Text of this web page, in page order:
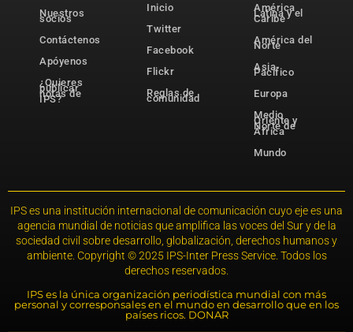
Nuestros
socios
Contáctenos
Apóyenos
¿Quieres
publicar
notas de
IPS?
Inicio
Twitter
Facebook
Flickr
Reglas de
comunidad
América
Latina y el
Caribe
América del
Norte
Asia-
Pacífico
Europa
Medio
Oriente y
Norte de
África
Mundo
IPS es una institución internacional de comunicación cuyo eje es una
agencia mundial de noticias que amplifica las voces del Sur y de la
sociedad civil sobre desarrollo, globalización, derechos humanos y
ambiente. Copyright © 2025 IPS-Inter Press Service. Todos los
derechos reservados.
IPS es la única organización periodística mundial con más
personal y corresponsales en el mundo en desarrollo que en los
países ricos. DONAR